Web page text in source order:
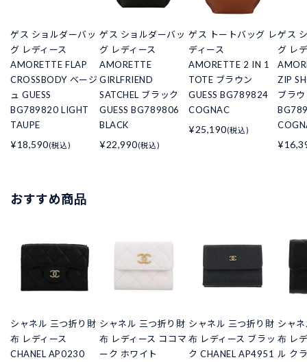
ゲス ショルダーバッ
グ レディース
AMORETTE FLAP
CROSSBODY ベージ
ュ GUESS
BG789820 LIGHT
TAUPE
¥18,590(税込)
ゲス ショルダーバッ
グ レディース
AMORETTE
GIRLFRIEND
SATCHEL ブラック
GUESS BG789806
BLACK
¥22,990(税込)
ゲス トートバッグ レ
ディース
AMORETTE 2 IN 1
TOTE ブラウン
GUESS BG789824
COGNAC
¥25,190(税込)
ゲス
グ レ
ZIP
ブラウ
おすすめ商品
シャネル 三つ折り財
布 レディース
CHANEL AP0230
シャネル 三つ折り財
布 レディース ココマ
ーク ホワイト
シャネル 三つ折り財
布 レディース ブラッ
ク CHANEL AP4951
シャ
布 レ
ル ク